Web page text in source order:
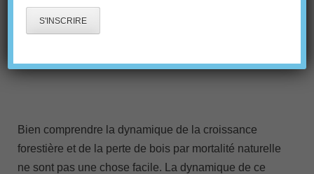
FORESTIÈRE POUR LES
Bien comprendre la dynamique de la croissance
forestière et de la perte de bois par mortalité naturelle
ne sont pas une chose facile. La dynamique de ce